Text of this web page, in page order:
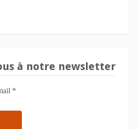
à notre newsletter